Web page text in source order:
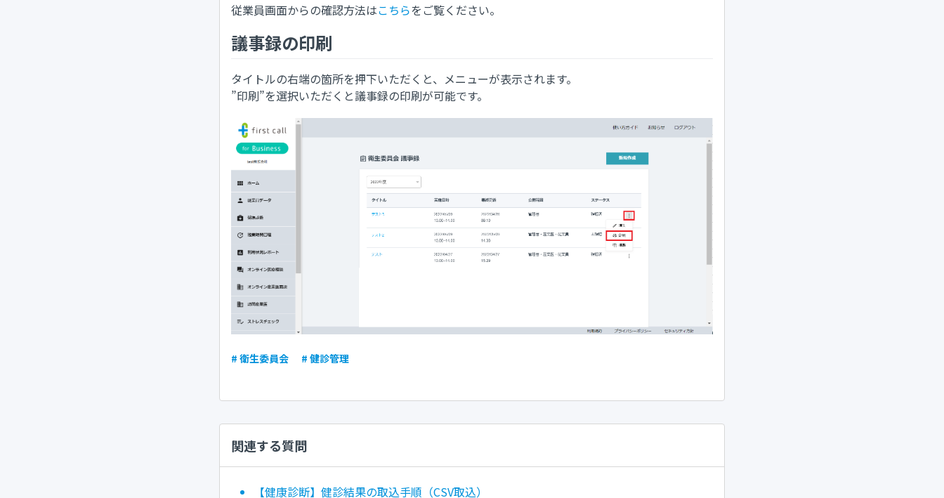
従業員画面からの確認方法はこちらをご覧ください。
議事録の印刷
タイトルの右端の箇所を押下いただくと、メニューが表示されます。
”印刷”を選択いただくと議事録の印刷が可能です。
# 衛生委員会 # 健診管理
関連する質問
【健康診断】健診結果の取込手順（CSV取込）